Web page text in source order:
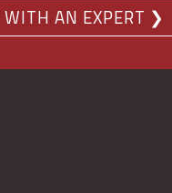
WITH AN EXPERT ❯